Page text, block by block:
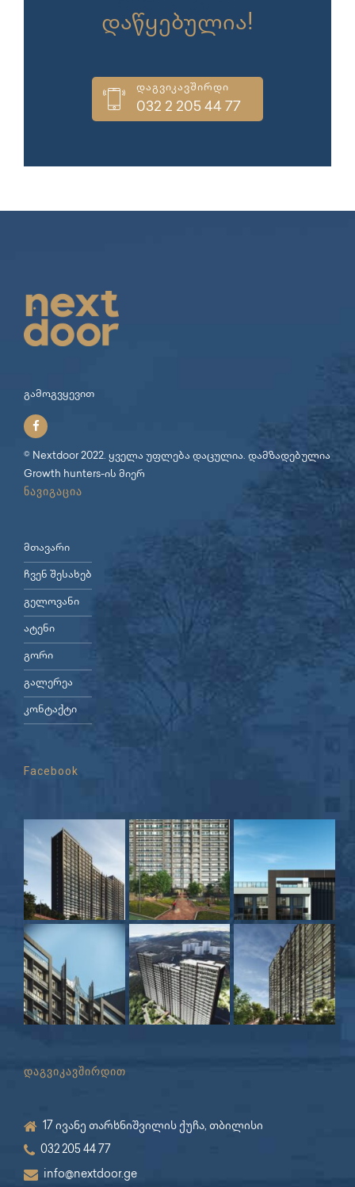
დაწყებულია!
დაგვიკავშირდი
032 2 205 44 77
გამოგვყევით
© Nextdoor 2022. ყველა უფლება დაცულია. დამზადებულია
Growth hunters-ის მიერ
ნავიგაცია
მთავარი
ჩვენ შესახებ
გელოვანი
ატენი
გორი
გალერეა
კონტაქტი
Facebook
დაგვიკავშირდით
17 ივანე თარხნიშვილის ქუჩა, თბილისი
032 205 44 77
info@nextdoor.ge